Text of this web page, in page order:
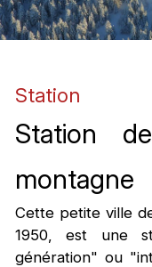
Station
Station
montagne
Cette petite ville
1950, est une
génération" ou